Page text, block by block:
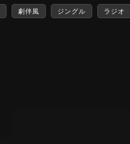
劇伴風 ジングル ラジオ